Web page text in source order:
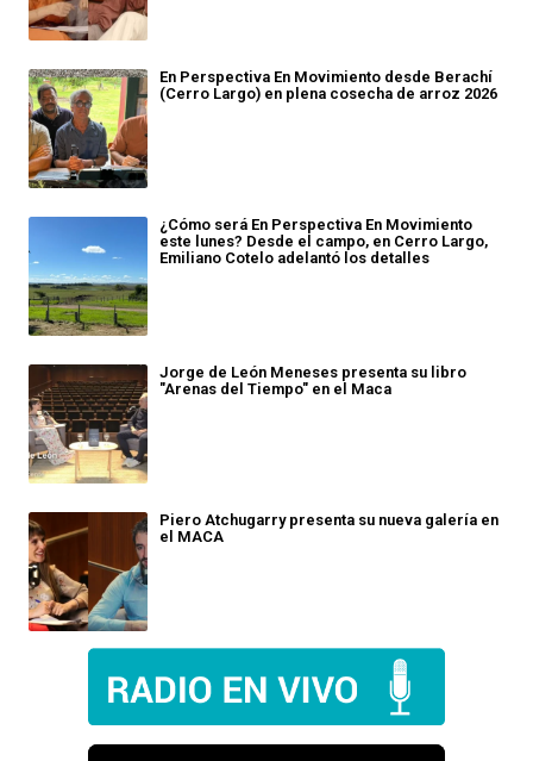
En Perspectiva En Movimiento desde Berachí
(Cerro Largo) en plena cosecha de arroz 2026
¿Cómo será En Perspectiva En Movimiento
este lunes? Desde el campo, en Cerro Largo,
Emiliano Cotelo adelantó los detalles
Jorge de León Meneses presenta su libro
"Arenas del Tiempo" en el Maca
Piero Atchugarry presenta su nueva galería en
el MACA